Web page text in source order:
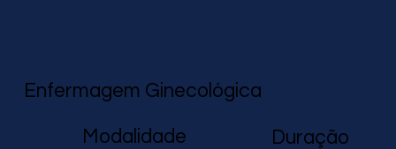
Enfermagem Ginecológica
Modalidade
Duração